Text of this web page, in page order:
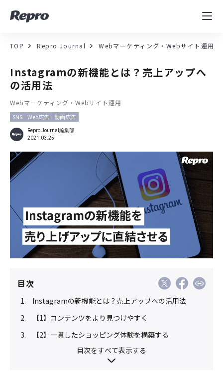
MAツール
導入事例
セミナー／イベント
料金・お問合せ
TOP Repro Journal Webマーケティング・Webサイト運用
Instagramの新機能とは？売上アップへ
の活用法
Webマーケティング・Webサイト運用
SNS Web広告 動画広告
Repro Journal編集部
2021.03.25
目次
Instagramの新機能とは？売上アップへの活用法
【1】コンテンツをより見つけやすく
【2】一貫したショッピング体験を構築する
目次をすべて表示する